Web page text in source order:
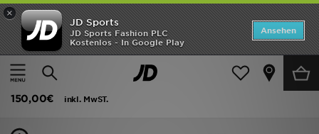
×
JD Sports
JD Sports Fashion PLC
Kostenlos - In Google Play
Ansehen
Home
Herren Herrenbekleidung Fußballtrikots
adidas Jamaika 26 X Bob Marley Authentic Auswärtstrikot
150,00€
inkl. MwST.
ANGEBOTE
Neuheiten